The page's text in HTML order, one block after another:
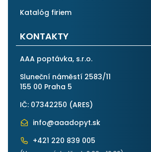
Katalóg firiem
KONTAKTY
AAA poptávka, s.r.o.
Sluneční náměstí 2583/11
155 00 Praha 5
IČ: 07342250 (ARES)
info@aaadopyt.sk
+421 220 839 005